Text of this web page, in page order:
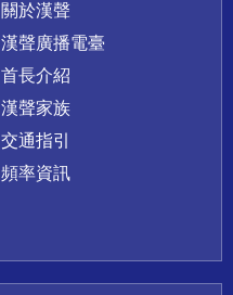
關於漢聲
漢聲廣播電臺
首長介紹
漢聲家族
交通指引
頻率資訊